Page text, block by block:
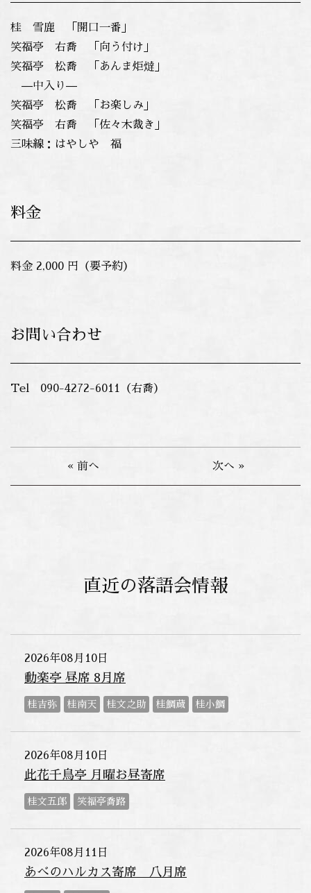
桂 雪鹿 「開口一番」
笑福亭 右喬 「向う付け」
笑福亭 松喬 「あんま炬燵」
—中入り—
笑福亭 松喬 「お楽しみ」
笑福亭 右喬 「佐々木裁き」
三味線：はやしや 福
料金
料金 2,000 円（要予約）
お問い合わせ
Tel 090-4272-6011（右喬）
« 前へ 次へ »
直近の落語会情報
2026年08月10日
動楽亭 昼席 8月席
桂吉弥 桂南天 桂文之助 桂鯛蔵 桂小鯛
2026年08月10日
此花千鳥亭 月曜お昼寄席
桂文五郎 笑福亭喬路
2026年08月11日
あべのハルカス寄席 八月席